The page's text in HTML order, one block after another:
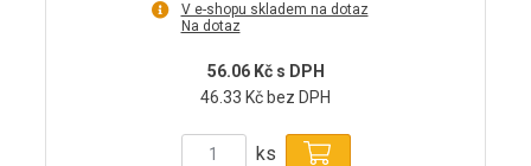
V e-shopu skladem na dotaz
Na dotaz
56.06 Kč s DPH
46.33 Kč bez DPH
ks